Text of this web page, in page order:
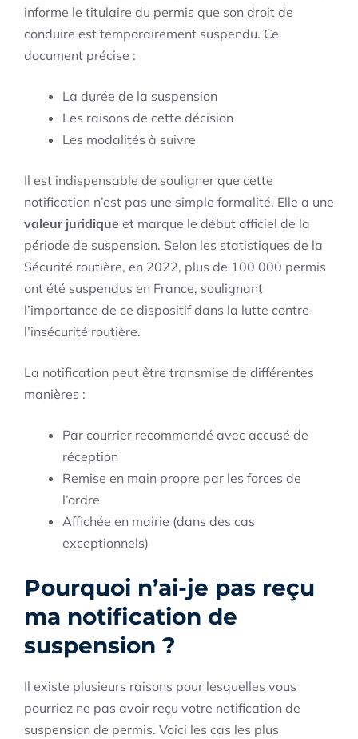
informe le titulaire du permis que son droit de
conduire est temporairement suspendu. Ce
document précise :
La durée de la suspension
Les raisons de cette décision
Les modalités à suivre
Il est indispensable de souligner que cette
notification n’est pas une simple formalité. Elle a une
valeur juridique et marque le début officiel de la
période de suspension. Selon les statistiques de la
Sécurité routière, en 2022, plus de 100 000 permis
ont été suspendus en France, soulignant
l’importance de ce dispositif dans la lutte contre
l’insécurité routière.
La notification peut être transmise de différentes
manières :
Par courrier recommandé avec accusé de
réception
Remise en main propre par les forces de
l’ordre
Affichée en mairie (dans des cas
exceptionnels)
Pourquoi n’ai-je pas reçu
ma notification de
suspension ?
Il existe plusieurs raisons pour lesquelles vous
pourriez ne pas avoir reçu votre notification de
suspension de permis. Voici les cas les plus